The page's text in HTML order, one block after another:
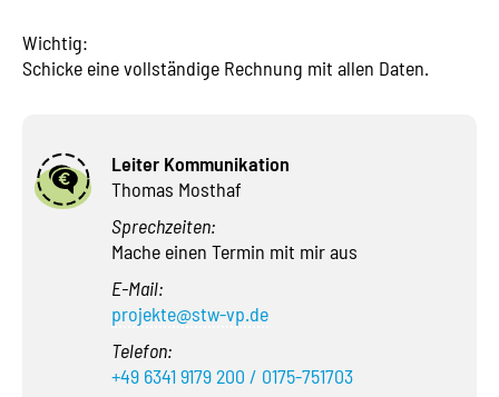
Wichtig:
Schicke eine vollständige Rechnung mit allen Daten.
Leiter Kommunikation
Thomas Mosthaf
Sprechzeiten:
Mache einen Termin mit mir aus
E-Mail:
projekte@stw-vp.de
Telefon:
+49 6341 9179 200 / 0175-751703